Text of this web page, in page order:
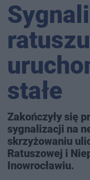
ratuszu
stałe
Zakończyły się
sygnalizacji na
skrzyżowaniu
Ratuszowej i
Inowrocławiu.